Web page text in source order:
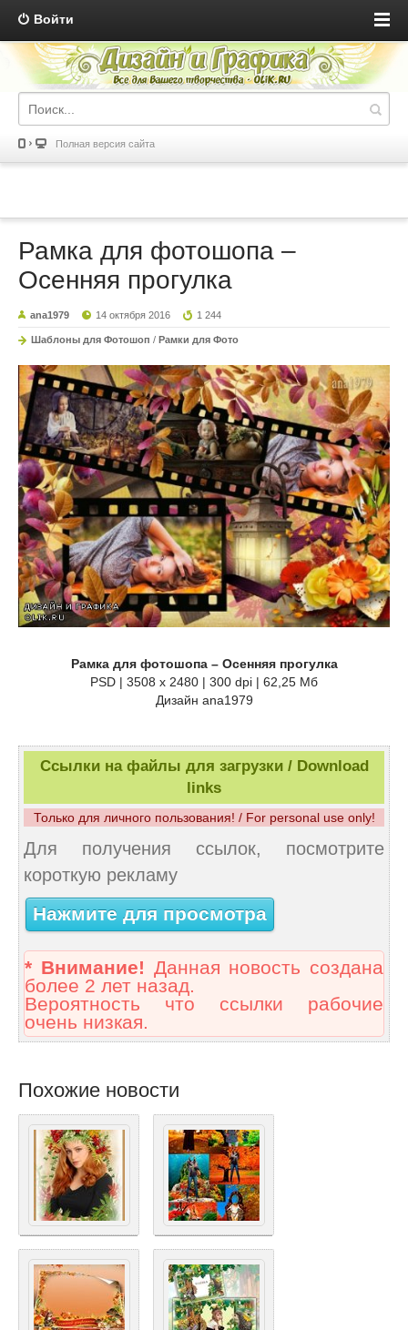
Войти
Полная версия сайта
Рамка для фотошопа –
Осенняя прогулка
ana1979 14 октября 2016 1 244
Шаблоны для Фотошоп / Рамки для Фото
Рамка для фотошопа – Осенняя прогулка
PSD | 3508 x 2480 | 300 dpi | 62,25 Мб
Дизайн аnа1979
Ссылки на файлы для загрузки / Download
links
Только для личного пользования! / For personal use only!
Для получения ссылок, посмотрите
короткую рекламу
Нажмите для просмотра
* Внимание! Данная новость создана
более 2 лет назад.
Вероятность что ссылки рабочие
очень низкая.
Похожие новости